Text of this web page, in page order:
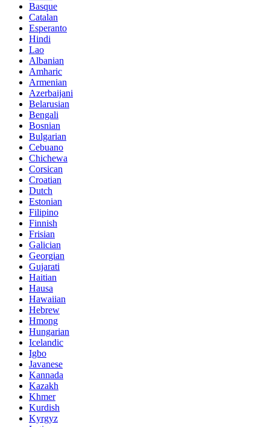
Basque
Catalan
Esperanto
Hindi
Lao
Albanian
Amharic
Armenian
Azerbaijani
Belarusian
Bengali
Bosnian
Bulgarian
Cebuano
Chichewa
Corsican
Croatian
Dutch
Estonian
Filipino
Finnish
Frisian
Galician
Georgian
Gujarati
Haitian
Hausa
Hawaiian
Hebrew
Hmong
Hungarian
Icelandic
Igbo
Javanese
Kannada
Kazakh
Khmer
Kurdish
Kyrgyz